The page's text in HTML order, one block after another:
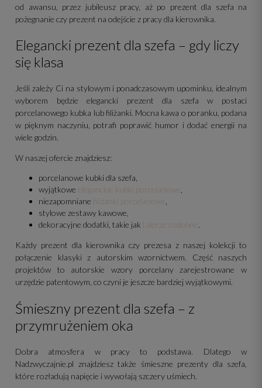
od awansu, przez jubileusz pracy, aż po prezent dla szefa na
pożegnanie czy prezent na odejście z pracy dla kierownika.
Elegancki prezent dla szefa – gdy liczy
się klasa
Jeśli zależy Ci na stylowym i ponadczasowym upominku, idealnym
wyborem będzie elegancki prezent dla szefa w postaci
porcelanowego kubka lub filiżanki. Mocna kawa o poranku, podana
w pięknym naczyniu, potrafi poprawić humor i dodać energii na
wiele godzin.
W naszej ofercie znajdziesz:
porcelanowe kubki dla szefa,
wyjątkowe eleganckie kubki porcelanowe
niezapomniane filiżanki porcelanowe
stylowe zestawy kawowe,
dekoracyjne dodatki, takie jak talerze ozdobne .
Każdy prezent dla kierownika czy prezesa z naszej kolekcji to
połączenie klasyki z autorskim wzornictwem. Część naszych
projektów to autorskie wzory porcelany zarejestrowane w
urzędzie patentowym, co czyni je jeszcze bardziej wyjątkowymi.
Śmieszny prezent dla szefa – z
przymrużeniem oka
Dobra atmosfera w pracy to podstawa. Dlatego w
Nadzwyczajnie.pl znajdziesz także śmieszne prezenty dla szefa,
które rozładują napięcie i wywołają szczery uśmiech.